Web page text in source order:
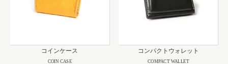
コインケース
COIN CASE
コンパクトウォレット
COMPACT WALLET